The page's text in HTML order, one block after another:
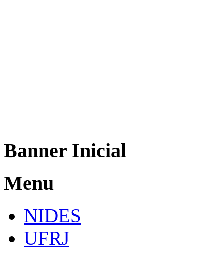
Banner Inicial
Menu
NIDES
UFRJ